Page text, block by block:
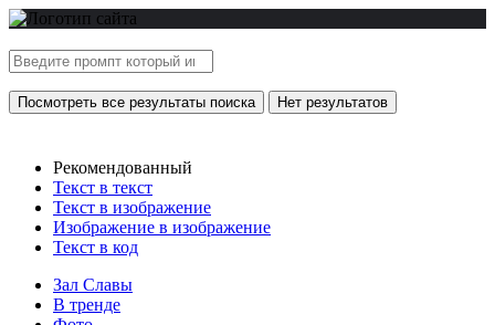
Посмотреть все результаты поиска Нет результатов
Рекомендованный
Текст в текст
Текст в изображение
Изображение в изображение
Текст в код
Зал Славы
В тренде